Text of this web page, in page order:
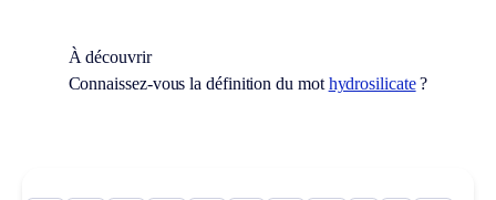
À découvrir
Connaissez-vous la définition du mot hydrosilicate?